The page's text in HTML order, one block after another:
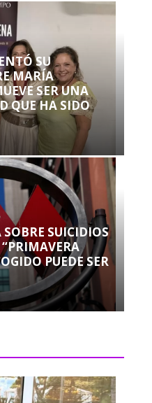
SU
MARÍA
SER UNA
QUE HA SIDO
SUICIDIOS
PUEDE SER